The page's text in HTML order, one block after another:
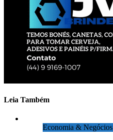
Leia Também
Economia & Negócios